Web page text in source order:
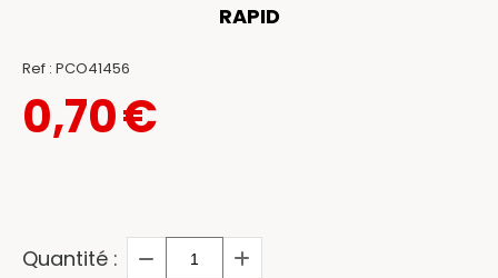
RAPID
Ref : PCO41456
0,70€
Quantité :